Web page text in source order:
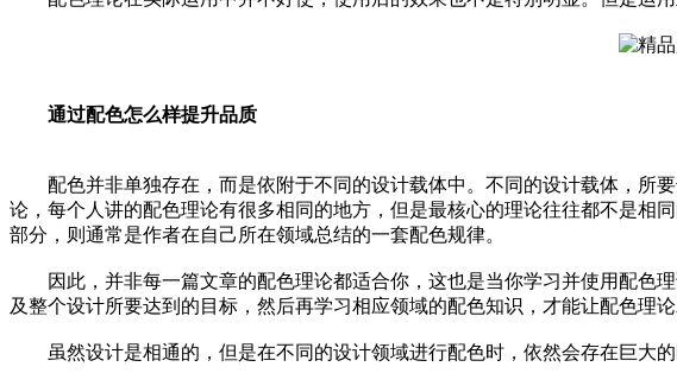
通过配色怎么样提升品质
配色并非单独存在，而是依附于不同的设计载体中。不同的设计载体，所
论，每个人讲的配色理论有很多相同的地方，但是最核心的理论往往都不是相
部分，则通常是作者在自己所在领域总结的一套配色规律。
因此，并非每一篇文章的配色理论都适合你，这也是当你学习并使用配色
及整个设计所要达到的目标，然后再学习相应领域的配色知识，才能让配色理论
虽然设计是相通的，但是在不同的设计领域进行配色时，依然会存在巨大的